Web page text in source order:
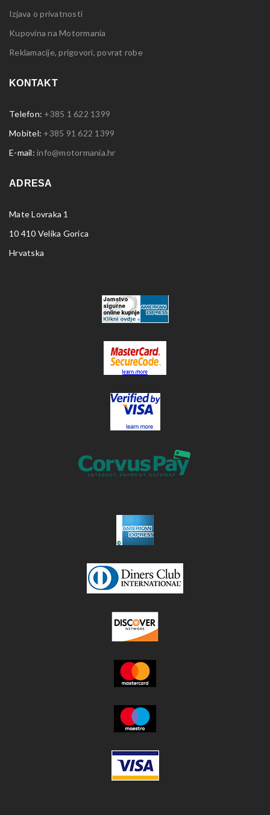
Izjava o privatnosti
Kupovina na Motormania
Reklamacije, prigovori, povrat robe
KONTAKT
Telefon: +385 1 622 1399
Mobitel: +385 91 622 1399
E-mail: info@motormania.hr
ADRESA
Mate Lovraka 1
10 410 Velika Gorica
Hrvatska